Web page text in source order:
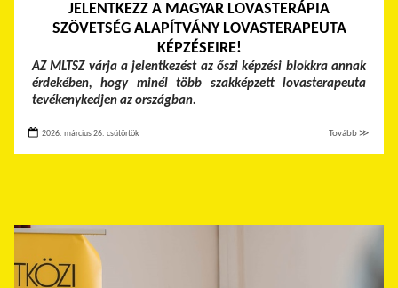
JELENTKEZZ A MAGYAR LOVASTERÁPIA
SZÖVETSÉG ALAPÍTVÁNY LOVASTERAPEUTA
KÉPZÉSEIRE!
AZ MLTSZ várja a jelentkezést az őszi képzési blokkra annak
érdekében, hogy minél több szakképzett lovasterapeuta
tevékenykedjen az országban.
2026. március 26. csütörtök Tovább ≫